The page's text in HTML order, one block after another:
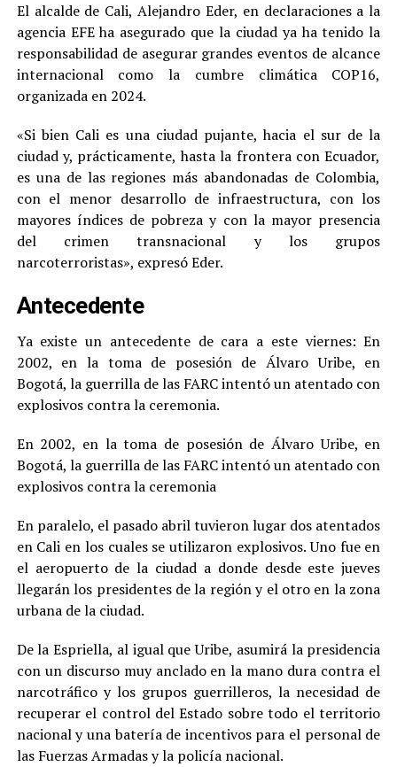
El alcalde de Cali, Alejandro Eder, en declaraciones a la
agencia EFE ha asegurado que la ciudad ya ha tenido la
responsabilidad de asegurar grandes eventos de alcance
internacional como la cumbre climática COP16,
organizada en 2024.
«Si bien Cali es una ciudad pujante, hacia el sur de la
ciudad y, prácticamente, hasta la frontera con Ecuador,
es una de las regiones más abandonadas de Colombia,
con el menor desarrollo de infraestructura, con los
mayores índices de pobreza y con la mayor presencia
del crimen transnacional y los grupos
narcoterroristas», expresó Eder.
Antecedente
Ya existe un antecedente de cara a este viernes: En
2002, en la toma de posesión de Álvaro Uribe, en
Bogotá, la guerrilla de las FARC intentó un atentado con
explosivos contra la ceremonia.
En 2002, en la toma de posesión de Álvaro Uribe, en
Bogotá, la guerrilla de las FARC intentó un atentado con
explosivos contra la ceremonia
En paralelo, el pasado abril tuvieron lugar dos atentados
en Cali en los cuales se utilizaron explosivos. Uno fue en
el aeropuerto de la ciudad a donde desde este jueves
llegarán los presidentes de la región y el otro en la zona
urbana de la ciudad.
De la Espriella, al igual que Uribe, asumirá la presidencia
con un discurso muy anclado en la mano dura contra el
narcotráfico y los grupos guerrilleros, la necesidad de
recuperar el control del Estado sobre todo el territorio
nacional y una batería de incentivos para el personal de
las Fuerzas Armadas y la policía nacional.